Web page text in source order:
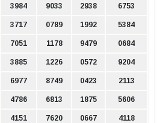
3984 9033 2938 6753
3717 0789 1992 5384
7051 1178 9479 0684
3885 1226 0572 9204
6977 8749 0423 2113
4786 6813 1875 5606
4151 7620 0667 4118